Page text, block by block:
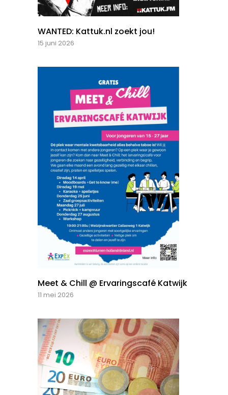
WANTED: Kattuk.nl zoekt jou!
15 juni 2026
Meet & Chill @ Ervaringscafé Katwijk
11 mei 2026